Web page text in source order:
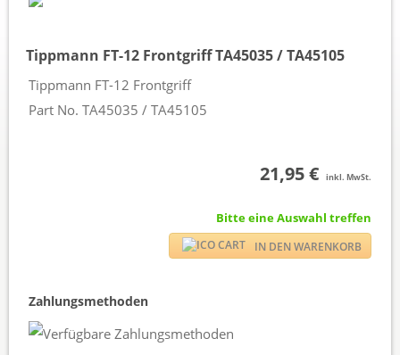
Tippmann FT-12 Frontgriff TA45035 / TA45105
Tippmann FT-12 Frontgriff
Part No. TA45035 / TA45105
21,95 € inkl. MwSt.
Bitte eine Auswahl treffen
IN DEN WARENKORB
Zahlungsmethoden